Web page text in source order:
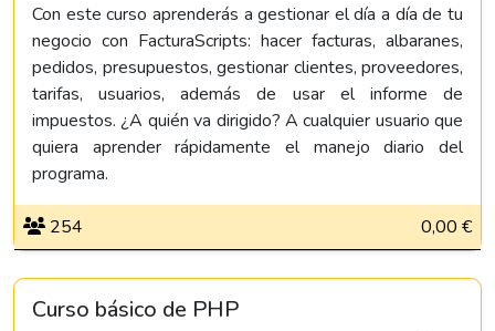
Con este curso aprenderás a gestionar el día a día de tu
negocio con FacturaScripts: hacer facturas, albaranes,
pedidos, presupuestos, gestionar clientes, proveedores,
tarifas, usuarios, además de usar el informe de
impuestos. ¿A quién va dirigido? A cualquier usuario que
quiera aprender rápidamente el manejo diario del
programa.
254 0,00 €
Curso básico de PHP